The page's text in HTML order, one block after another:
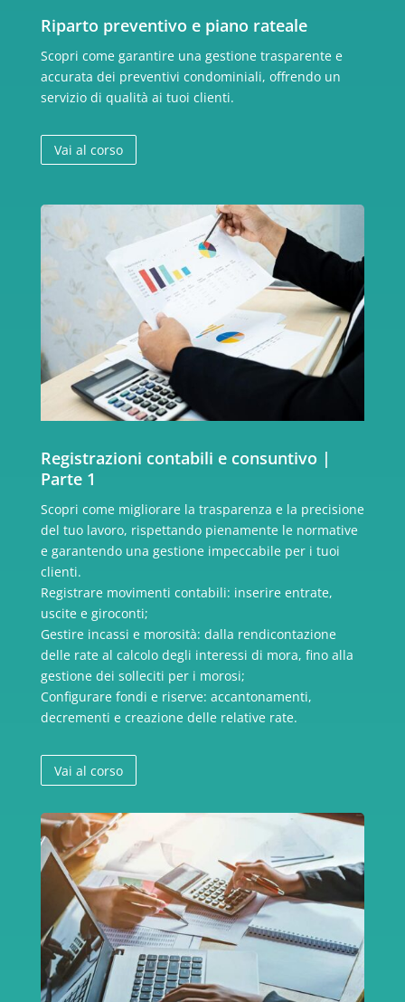
Riparto preventivo e piano rateale
Scopri come garantire una gestione trasparente e
accurata dei preventivi condominiali, offrendo un
servizio di qualità ai tuoi clienti.
Vai al corso
Registrazioni contabili e consuntivo |
Parte 1
Scopri come migliorare la trasparenza e la precisione
del tuo lavoro, rispettando pienamente le normative
e garantendo una gestione impeccabile per i tuoi
clienti.
Registrare movimenti contabili: inserire entrate,
uscite e giroconti;
Gestire incassi e morosità: dalla rendicontazione
delle rate al calcolo degli interessi di mora, fino alla
gestione dei solleciti per i morosi;
Configurare fondi e riserve: accantonamenti,
decrementi e creazione delle relative rate.
Vai al corso